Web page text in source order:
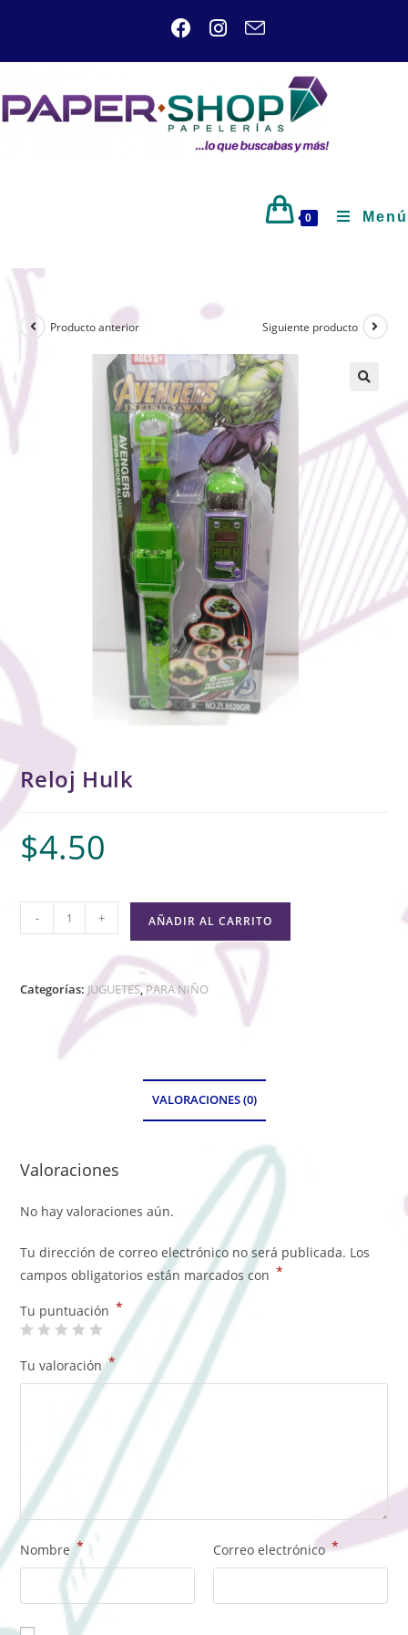
0 Menú
Producto anterior Siguiente producto
Reloj Hulk
$4.50
- + AÑADIR AL CARRITO
Categorías: JUGUETES,PARA NIÑO
VALORACIONES (0)
Valoraciones
No hay valoraciones aún.
Tu dirección de correo electrónico no será publicada. Los
campos obligatorios están marcados con *
Tu puntuación *
Tu valoración*
Nombre* Correo electrónico*